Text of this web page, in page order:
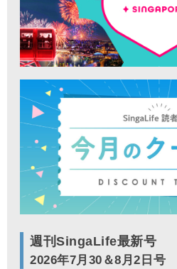
週刊SingaLife最新号
2026年7月30＆8月2日号